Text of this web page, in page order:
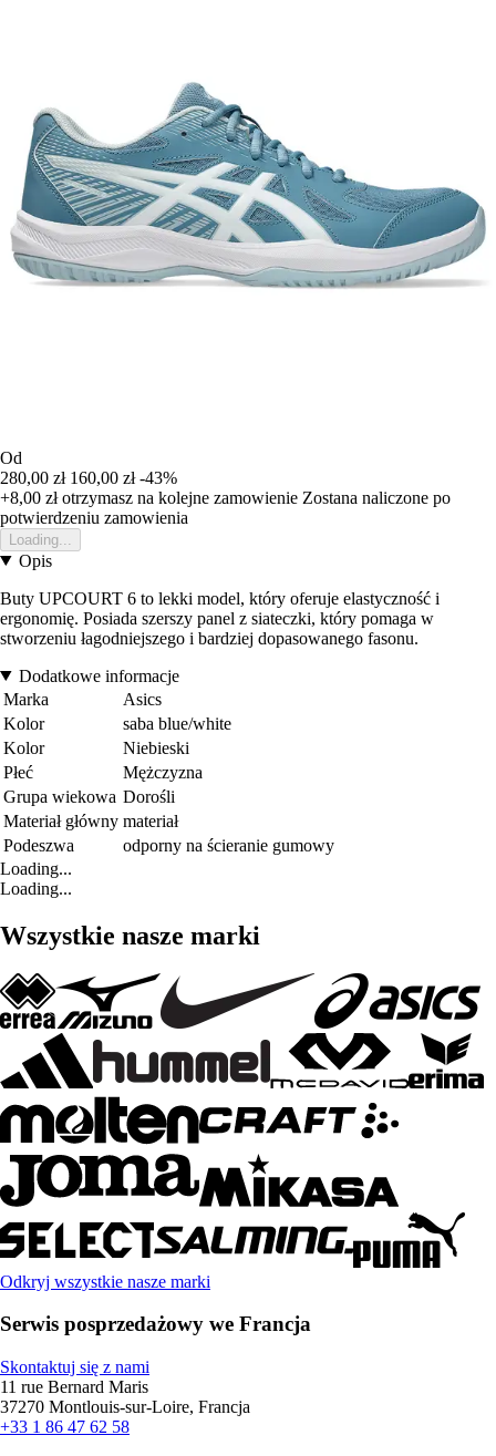
Od
280,00 zł 160,00 zł -43%
+8,00 złotrzymasz na kolejne zamowienie Zostana naliczone po
potwierdzeniu zamowienia
Loading...
Opis
Buty UPCOURT 6 to lekki model, który oferuje elastyczność i
ergonomię. Posiada szerszy panel z siateczki, który pomaga w
stworzeniu łagodniejszego i bardziej dopasowanego fasonu.
Dodatkowe informacje
Marka
Asics
Kolor
saba blue/white
Kolor
Niebieski
Płeć
Mężczyzna
Grupa wiekowa Dorośli
Materiał główny materiał
Podeszwa
odporny na ścieranie gumowy
Loading...
Loading...
Wszystkie nasze marki
Odkryj wszystkie nasze marki
Serwis posprzedażowy we Francja
Skontaktuj się z nami
11 rue Bernard Maris
37270 Montlouis-sur-Loire, Francja
+33 1 86 47 62 58